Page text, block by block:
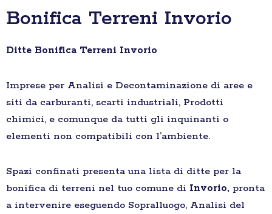
Bonifica Terreni Invorio
Ditte Bonifica Terreni Invorio
Imprese per Analisi e Decontaminazione di aree e
siti da carburanti, scarti industriali, Prodotti
chimici, e comunque da tutti gli inquinanti o
elementi non compatibili con l’ambiente.
Spazi confinati presenta una lista di ditte per la
bonifica di terreni nel tuo comune di Invorio, pronta
a intervenire eseguendo Sopralluogo, Analisi del